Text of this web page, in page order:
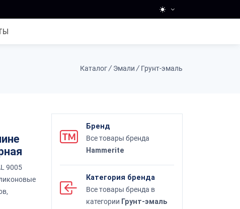
Каталог/ Эмали / Грунт-эмаль
9005
Бренд
Все товары бренда
Hammerite
Категория бренда
Все товары бренда в
категории Грунт-эмаль